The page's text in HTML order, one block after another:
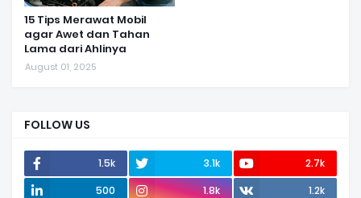
15 Tips Merawat Mobil
agar Awet dan Tahan
Lama dari Ahlinya
August 01, 2025
FOLLOW US
1.5k 3.1k
2.7k
500
1.8k 1.2k